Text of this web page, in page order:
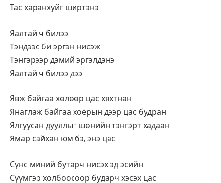
Тас харанхуйг ширтэнэ
Яалтай ч билээ
Тэндээс би эргэн нисэж
Тэнгэрээр дэмий эргэлдэнэ
Яалтай ч билээ дээ
Явж байгаа хөлөөр цас хяхтнан
Янаглаж байгаа хоёрын дээр цас будран
Ялгуусан дууллыг шөнийн тэнгэрт хадаан
Ямар сайхан юм бэ, энэ цас
Сүнс миний бутарч нисэх эд эсийн
Сүүмгэр холбоосоор бударч хэсэх цас